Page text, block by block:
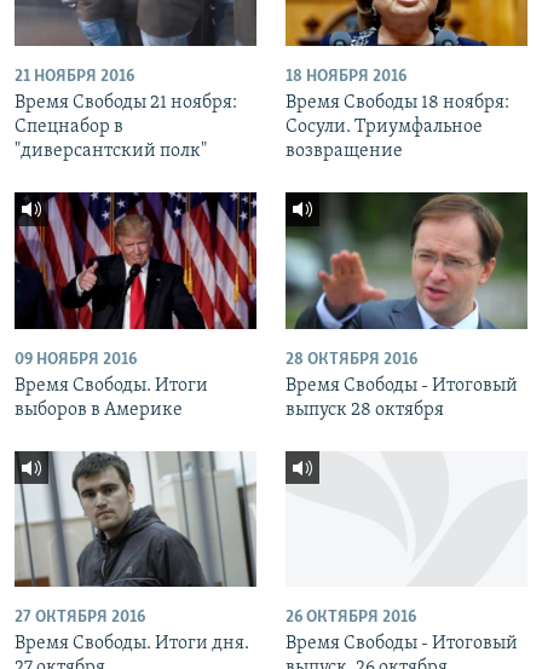
21 НОЯБРЯ 2016
Время Свободы 21 ноября:
Спецнабор в
"диверсантский полк"
18 НОЯБРЯ 2016
Время Свободы 18 ноября:
Сосули. Триумфальное
возвращение
09 НОЯБРЯ 2016
Время Свободы. Итоги
выборов в Америке
28 ОКТЯБРЯ 2016
Время Свободы - Итоговый
выпуск 28 октября
27 ОКТЯБРЯ 2016
Время Свободы. Итоги дня.
26 ОКТЯБРЯ 2016
Время Свободы - Итоговый